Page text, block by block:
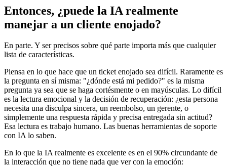
Entonces, ¿puede la IA realmente
manejar a un cliente enojado?
En parte. Y ser precisos sobre qué parte importa más que cualquier
lista de características.
Piensa en lo que hace que un ticket enojado sea difícil. Raramente es
la pregunta en sí misma: "¿dónde está mi pedido?" es la misma
pregunta ya sea que se haga cortésmente o en mayúsculas. Lo difícil
es la lectura emocional y la decisión de recuperación: ¿esta persona
necesita una disculpa sincera, un reembolso, un gerente, o
simplemente una respuesta rápida y precisa entregada sin actitud?
Esa lectura es trabajo humano. Las buenas herramientas de soporte
con IA lo saben.
En lo que la IA realmente es excelente es en el 90% circundante de
la interacción que no tiene nada que ver con la emoción: